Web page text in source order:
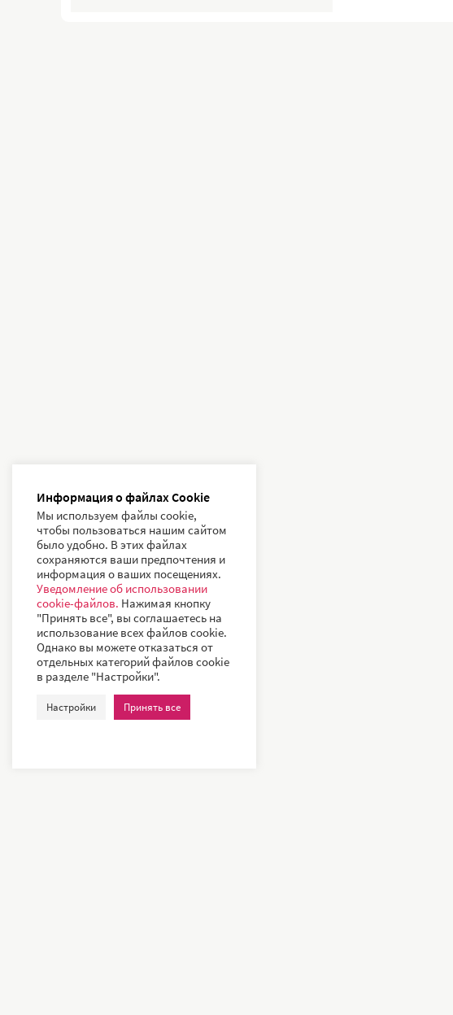
Информация о файлах Cookie
Мы используем файлы cookie,
чтобы пользоваться нашим сайтом
было удобно. В этих файлах
сохраняются ваши предпочтения и
информация о ваших посещениях.
Уведомление об использовании
cookie-файлов. Нажимая кнопку
"Принять все", вы соглашаетесь на
использование всех файлов cookie.
Однако вы можете отказаться от
отдельных категорий файлов cookie
в разделе "Настройки".
Настройки Принять все